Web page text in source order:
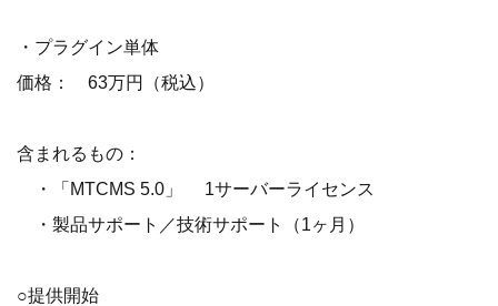
・プラグイン単体
価格： 63万円（税込）
含まれるもの：
・「MTCMS 5.0」 1サーバーライセンス
・製品サポート／技術サポート（1ヶ月）
○提供開始